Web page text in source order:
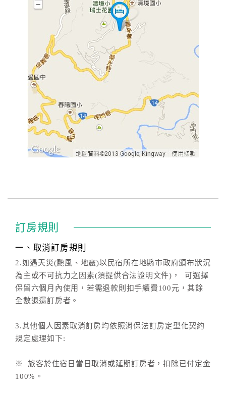
訂房規則
一、取消訂房規則
2.如遇天災(颱風、地震)以民宿所在地縣市政府頒布狀況
為主或不可抗力之因素(須提供合法證明文件)， 可選擇
保留六個月內使用，若需退款則扣手續費100元，其餘
全數退還訂房者。
3.其他個人因素取消訂房均依照消保法訂房定型化契約
規定處理如下:
※ 旅客於住宿日當日取消或延期訂房者，扣除已付定金
100%。